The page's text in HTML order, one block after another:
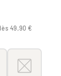
49,90 €
Blanc